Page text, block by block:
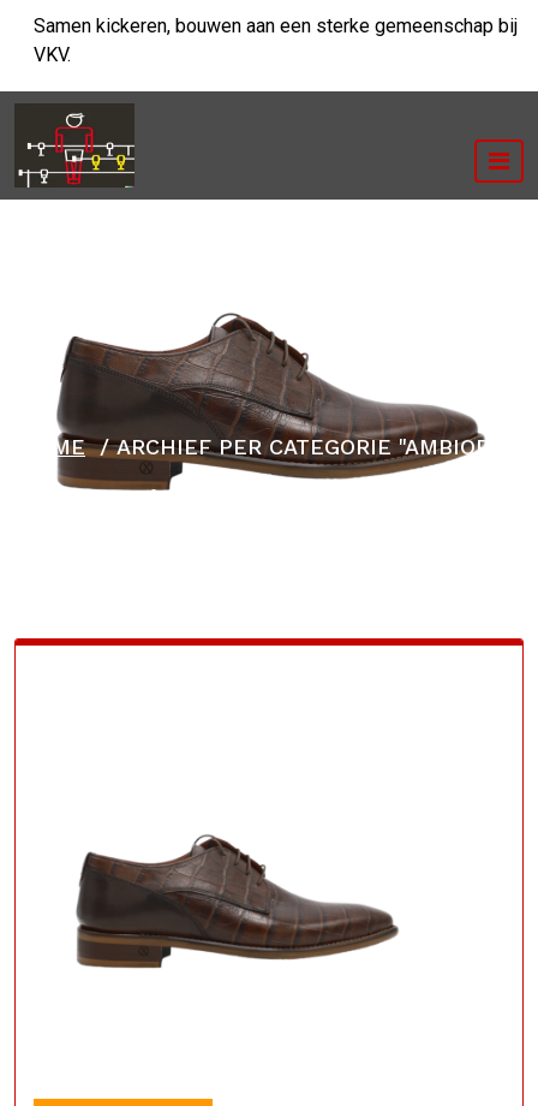
naar
inhoud
Samen kickeren, bouwen aan een sterke gemeenschap bij
VKV.
HOME/ARCHIEF PER CATEGORIE "AMBIORIX"
Categorie archieven: ambiorix